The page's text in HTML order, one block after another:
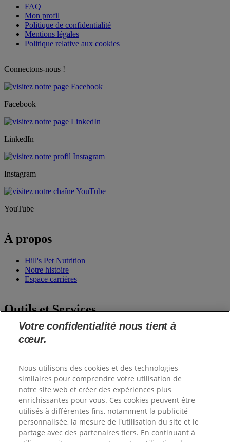
FAQ
Mon profil
Politique de confidentialité
Mentions légales
Politique relative aux cookies
Connectons-nous !
Facebook
LinkedIn
Instagram
YouTube
À propos
Hill's Pet Nutrition
Notre histoire
Espace carrières
Outils et Services
Commande de matériel
Formations
Informations
Nous contacter
FAQ
Mon profil
Engagements Hill's
Votre confidentialité nous tient à
cœur.
Nous utilisons des cookies et des technologies
similaires pour comprendre votre utilisation de
notre site web et créer des expériences plus
enrichissantes pour vous. Ces cookies peuvent être
utilisés à différentes fins, notamment la publicité
personnalisée, la mesure de l'utilisation du site et le
partage avec des partenaires tiers. En continuant à